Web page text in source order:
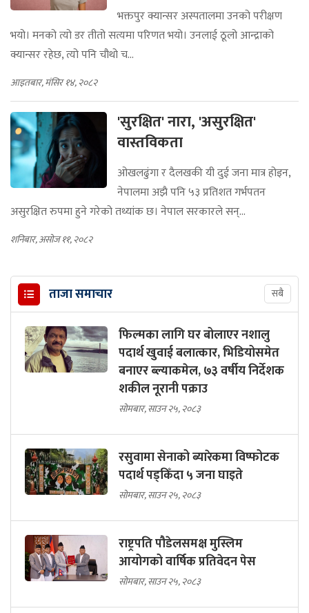
भक्तपुर क्यान्सर अस्पतालमा उनको परीक्षण
भयो। मनको त्यो डर तीतो सत्यमा परिणत भयो। उनलाई ठूलो आन्द्राको
क्यान्सर रहेछ, त्यो पनि चौथो च...
आइतबार, मंसिर १४, २०८२
'सुरक्षित' नारा, 'असुरक्षित'
वास्तविकता
ओखलढुंगा र दैलखकी यी दुई जना मात्र होइन,
नेपालमा अझै पनि ५३ प्रतिशत गर्भपतन
असुरक्षित रुपमा हुने गरेको तथ्यांक छ। नेपाल सरकारले सन्...
शनिबार, असोज ११, २०८२
ताजा समाचार सबै
फिल्मका लागि घर बोलाएर नशालु
पदार्थ खुवाई बलात्कार, भिडियोसमेत
बनाएर ब्ल्याकमेल, ७३ वर्षीय निर्देशक
शकील नूरानी पक्राउ
सोमबार, साउन २५, २०८३
रसुवामा सेनाको ब्यारेकमा विष्फोटक
पदार्थ पड्किँदा ५ जना घाइते
सोमबार, साउन २५, २०८३
राष्ट्रपति पौडेलसमक्ष मुस्लिम
आयोगको वार्षिक प्रतिवेदन पेस
सोमबार, साउन २५, २०८३